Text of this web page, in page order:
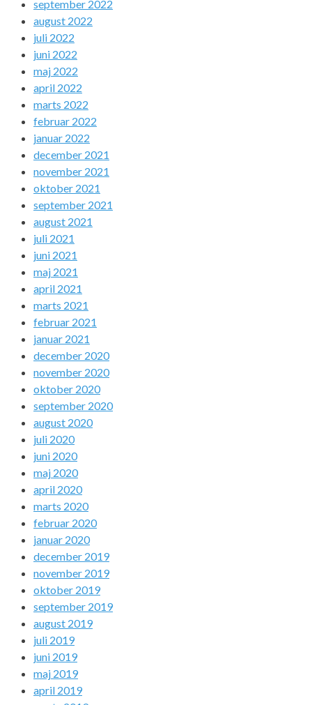
september 2022
august 2022
juli 2022
juni 2022
maj 2022
april 2022
marts 2022
februar 2022
januar 2022
december 2021
november 2021
oktober 2021
september 2021
august 2021
juli 2021
juni 2021
maj 2021
april 2021
marts 2021
februar 2021
januar 2021
december 2020
november 2020
oktober 2020
september 2020
august 2020
juli 2020
juni 2020
maj 2020
april 2020
marts 2020
februar 2020
januar 2020
december 2019
november 2019
oktober 2019
september 2019
august 2019
juli 2019
juni 2019
maj 2019
april 2019